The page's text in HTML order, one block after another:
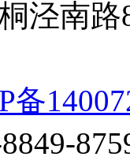
泾南
备